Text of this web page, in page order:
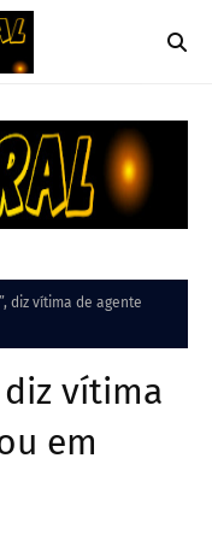
diz vítima de agente
diz vítima
em